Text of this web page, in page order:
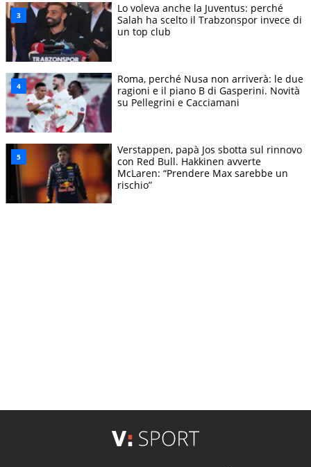
Lo voleva anche la Juventus: perché
Salah ha scelto il Trabzonspor invece di
un top club
Roma, perché Nusa non arriverà: le due
ragioni e il piano B di Gasperini. Novità
su Pellegrini e Cacciamani
Verstappen, papà Jos sbotta sul rinnovo
con Red Bull. Hakkinen avverte
McLaren: “Prendere Max sarebbe un
rischio”